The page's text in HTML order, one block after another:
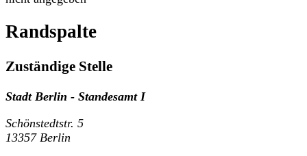
Randspalte
Zuständige Stelle
Stadt Berlin - Standesamt I
Schönstedtstr. 5
13357 Berlin